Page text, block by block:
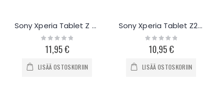
Sony Xperia Tablet Z SIM/SD-kortinlukijan flex-kaapeli
Rating:
0%
11,95 €
LISÄÄ OSTOSKORIIN
Sony Xperia Tablet Z2 äänenvoimakkuuden flex-kaapeli
Rating:
0%
10,95 €
LISÄÄ OSTOSKORIIN